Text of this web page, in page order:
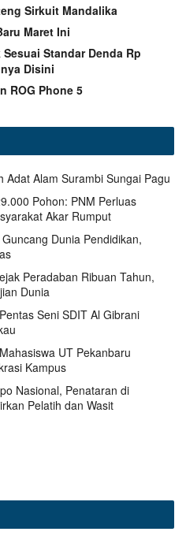
Sirkuit Mandalika
Maret Ini
Standar Denda Rp
Disini
ROG Phone 5
Adat Alam Surambi Sungai Pagu
Pohon: PNM Perluas
Akar Rumput
Dunia Pendidikan,
Peradaban Ribuan Tahun,
Dunia
Seni SDIT Al Gibrani
UT Pekanbaru
Kampus
Nasional, Penataran di
Pelatih dan Wasit